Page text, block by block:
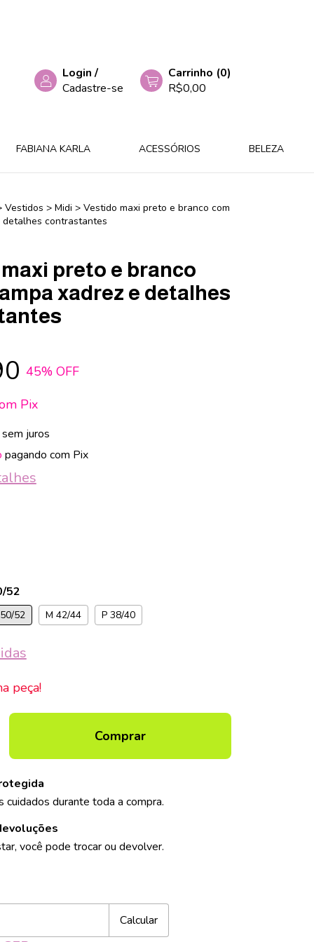
Login /
Cadastre-se
Carrinho (0)
R$0,00
FABIANA KARLA ACESSÓRIOS BELEZA
Vestidos > Midi > Vestido maxi preto e branco com
detalhes contrastantes
preto e branco
xadrez e detalhes
45% OFF
Pix
sem juros
pagando com Pix
52
52 M 42/44 P 38/40
peça!
cuidados durante toda a compra.
você pode trocar ou devolver.
Calcular